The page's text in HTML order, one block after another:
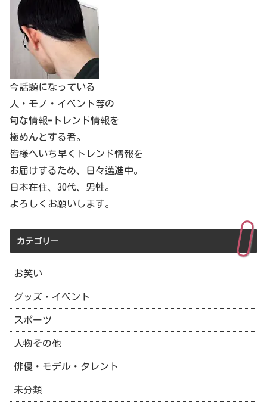
今話題になっている
人・モノ・イベント等の
旬な情報=トレンド情報を
極めんとする者。
皆様へいち早くトレンド情報を
お届けするため、日々邁進中。
日本在住、30代、男性。
よろしくお願いします。
カテゴリー
お笑い
グッズ・イベント
スポーツ
人物その他
俳優・モデル・タレント
未分類